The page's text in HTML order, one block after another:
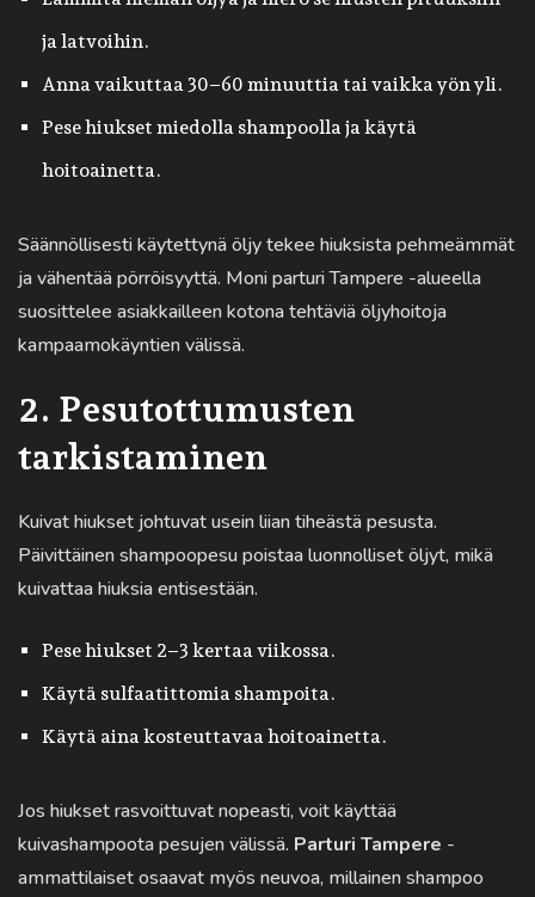
ja latvoihin.
Anna vaikuttaa 30–60 minuuttia tai vaikka yön yli.
Pese hiukset miedolla shampoolla ja käytä
hoitoainetta.
Säännöllisesti käytettynä öljy tekee hiuksista pehmeämmät
ja vähentää pörröisyyttä. Moni parturi Tampere -alueella
suosittelee asiakkailleen kotona tehtäviä öljyhoitoja
kampaamokäyntien välissä.
2. Pesutottumusten
tarkistaminen
Kuivat hiukset johtuvat usein liian tiheästä pesusta.
Päivittäinen shampoopesu poistaa luonnolliset öljyt, mikä
kuivattaa hiuksia entisestään.
Pese hiukset 2–3 kertaa viikossa.
Käytä sulfaatittomia shampoita.
Käytä aina kosteuttavaa hoitoainetta.
Jos hiukset rasvoittuvat nopeasti, voit käyttää
kuivashampoota pesujen välissä. Parturi Tampere -
ammattilaiset osaavat myös neuvoa, millainen shampoo